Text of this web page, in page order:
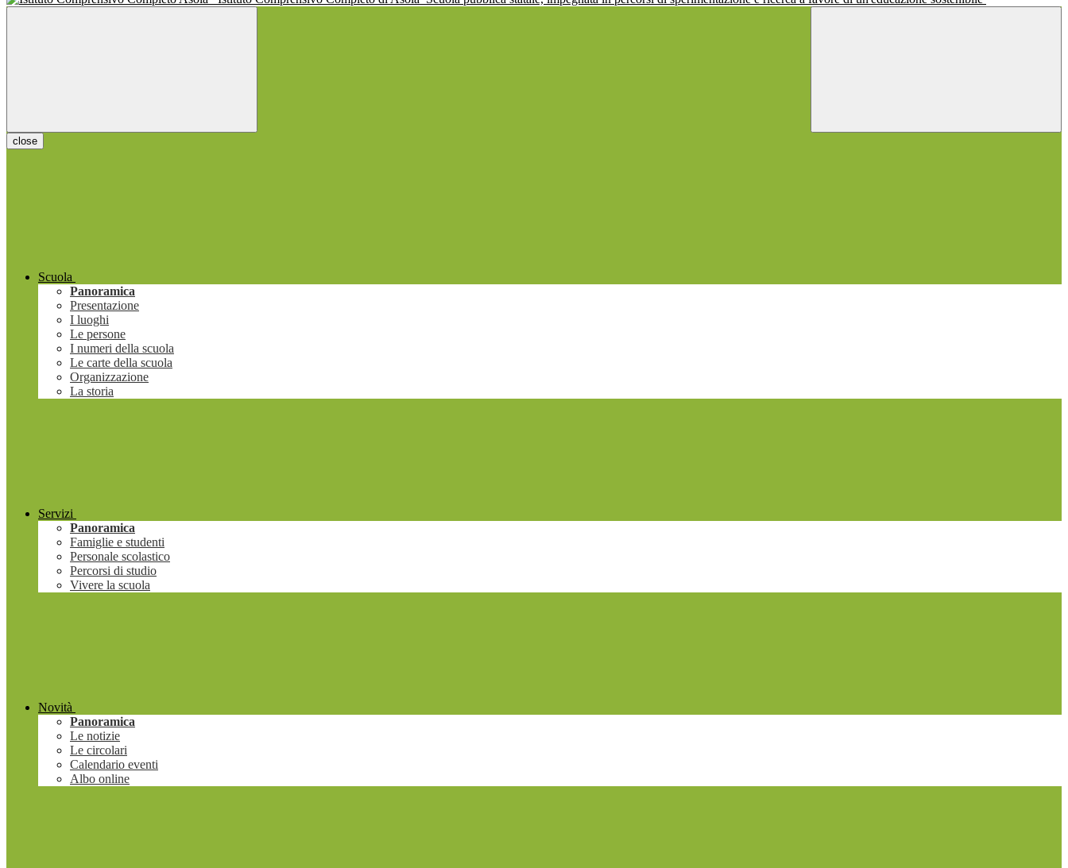
close
Scuola
Panoramica
Presentazione
I luoghi
Le persone
I numeri della scuola
Le carte della scuola
Organizzazione
La storia
Servizi
Panoramica
Famiglie e studenti
Personale scolastico
Percorsi di studio
Vivere la scuola
Novità
Panoramica
Le notizie
Le circolari
Calendario eventi
Albo online